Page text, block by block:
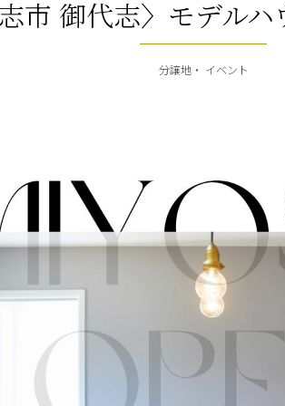
市 御代志〉モデル
分譲地 イベント